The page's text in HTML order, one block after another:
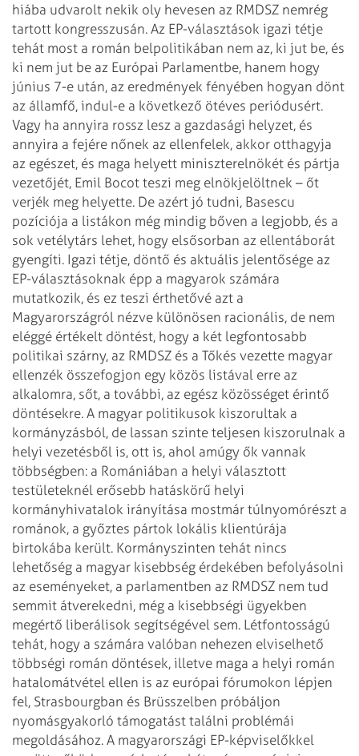
hiába udvarolt nekik oly hevesen az RMDSZ nemrég
tartott kongresszusán. Az EP-választások igazi tétje
tehát most a román belpolitikában nem az, ki jut be, és
ki nem jut be az Európai Parlamentbe, hanem hogy
június 7-e után, az eredmények fényében hogyan dönt
az államfő, indul-e a következő ötéves periódusért.
Vagy ha annyira rossz lesz a gazdasági helyzet, és
annyira a fejére nőnek az ellenfelek, akkor otthagyja
az egészet, és maga helyett miniszterelnökét és pártja
vezetőjét, Emil Bocot teszi meg elnökjelöltnek – őt
verjék meg helyette. De azért jó tudni, Basescu
pozíciója a listákon még mindig bőven a legjobb, és a
sok vetélytárs lehet, hogy elsősorban az ellentáborát
gyengíti. Igazi tétje, döntő és aktuális jelentősége az
EP-választásoknak épp a magyarok számára
mutatkozik, és ez teszi érthetővé azt a
Magyarországról nézve különösen racionális, de nem
eléggé értékelt döntést, hogy a két legfontosabb
politikai szárny, az RMDSZ és a Tőkés vezette magyar
ellenzék összefogjon egy közös listával erre az
alkalomra, sőt, a további, az egész közösséget érintő
döntésekre. A magyar politikusok kiszorultak a
kormányzásból, de lassan szinte teljesen kiszorulnak a
helyi vezetésből is, ott is, ahol amúgy ők vannak
többségben: a Romániában a helyi választott
testületeknél erősebb hatáskörű helyi
kormányhivatalok irányítása mostmár túlnyomórészt a
románok, a győztes pártok lokális klientúrája
birtokába került. Kormányszinten tehát nincs
lehetőség a magyar kisebbség érdekében befolyásolni
az eseményeket, a parlamentben az RMDSZ nem tud
semmit átverekedni, még a kisebbségi ügyekben
megértő liberálisok segítségével sem. Létfontosságú
tehát, hogy a számára valóban nehezen elviselhető
többségi román döntések, illetve maga a helyi román
hatalomátvétel ellen is az európai fórumokon lépjen
fel, Strasbourgban és Brüsszelben próbáljon
nyomásgyakorló támogatást találni problémái
megoldásához. A magyarországi EP-képviselőkkel